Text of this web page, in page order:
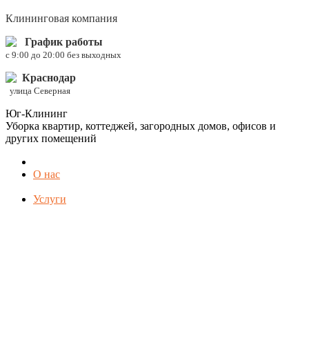
Клининговая компания
График работы
c 9:00 до 20:00 без выходных
Краснодар
улица Северная
Юг-Клининг
Уборка квартир, коттеджей, загородных домов, офисов и
других помещений
О нас
Услуги